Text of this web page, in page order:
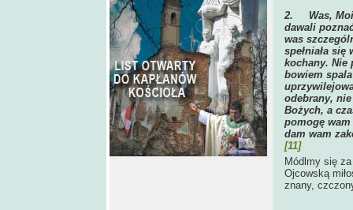
2. Was,
dawali
was
spełniała
kochany. Nie
bowiem
odebrany,
Bożych, a
pomogę wam
dam wam
[11]
Módlmy się
Ojcowską
znany,